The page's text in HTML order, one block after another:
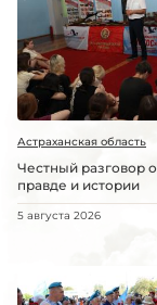
Астраханская область
Честный разговор о
правде и истории
5 августа 2026